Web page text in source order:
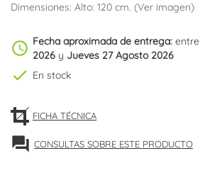
Dimensiones: Alto: 120 cm. (Ver imagen)
schedule Fecha aproximada de entrega: entre
2026 y Jueves 27 Agosto 2026
check En stock
FICHA TÉCNICA
forum CONSULTAS SOBRE ESTE PRODUCTO